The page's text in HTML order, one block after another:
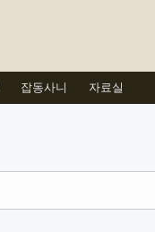
잡동사니 자료실